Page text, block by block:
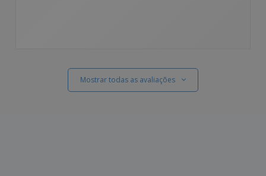
Mostrar todas as avaliações